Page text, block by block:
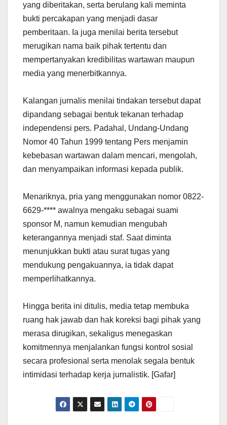
yang diberitakan, serta berulang kali meminta
bukti percakapan yang menjadi dasar
pemberitaan. Ia juga menilai berita tersebut
merugikan nama baik pihak tertentu dan
mempertanyakan kredibilitas wartawan maupun
media yang menerbitkannya.
Kalangan jurnalis menilai tindakan tersebut dapat
dipandang sebagai bentuk tekanan terhadap
independensi pers. Padahal, Undang-Undang
Nomor 40 Tahun 1999 tentang Pers menjamin
kebebasan wartawan dalam mencari, mengolah,
dan menyampaikan informasi kepada publik.
Menariknya, pria yang menggunakan nomor 0822-
6629-**** awalnya mengaku sebagai suami
sponsor M, namun kemudian mengubah
keterangannya menjadi staf. Saat diminta
menunjukkan bukti atau surat tugas yang
mendukung pengakuannya, ia tidak dapat
memperlihatkannya.
Hingga berita ini ditulis, media tetap membuka
ruang hak jawab dan hak koreksi bagi pihak yang
merasa dirugikan, sekaligus menegaskan
komitmennya menjalankan fungsi kontrol sosial
secara profesional serta menolak segala bentuk
intimidasi terhadap kerja jurnalistik. [Gafar]